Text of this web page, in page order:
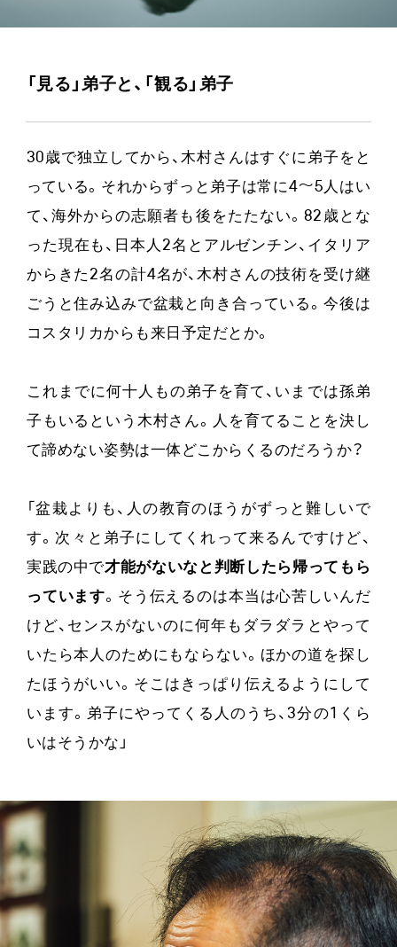
「見る」弟子と、「観る」弟子
30歳で独立してから、木村さんはすぐに弟子をと
っている。それからずっと弟子は常に4〜5人はい
て、海外からの志願者も後をたたない。82歳とな
った現在も、日本人2名とアルゼンチン、イタリア
からきた2名の計4名が、木村さんの技術を受け継
ごうと住み込みで盆栽と向き合っている。今後は
コスタリカからも来日予定だとか。
これまでに何十人もの弟子を育て、いまでは孫弟
子もいるという木村さん。人を育てることを決し
て諦めない姿勢は一体どこからくるのだろうか？
「盆栽よりも、人の教育のほうがずっと難しいで
す。次々と弟子にしてくれって来るんですけど、
実践の中で才能がないなと判断したら帰ってもら
っています。そう伝えるのは本当は心苦しいんだ
けど、センスがないのに何年もダラダラとやって
いたら本人のためにもならない。ほかの道を探し
たほうがいい。そこはきっぱり伝えるようにして
います。弟子にやってくる人のうち、3分の1くら
いはそうかな」